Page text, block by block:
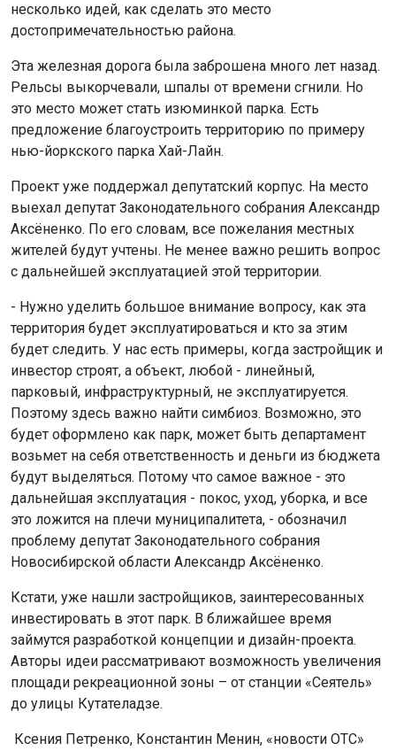
несколько идей, как сделать это место
достопримечательностью района.
Эта железная дорога была заброшена много лет назад.
Рельсы выкорчевали, шпалы от времени сгнили. Но
это место может стать изюминкой парка. Есть
предложение благоустроить территорию по примеру
нью-йоркского парка Хай-Лайн.
Проект уже поддержал депутатский корпус. На место
выехал депутат Законодательного собрания Александр
Аксёненко. По его словам, все пожелания местных
жителей будут учтены. Не менее важно решить вопрос
с дальнейшей эксплуатацией этой территории.
- Нужно уделить большое внимание вопросу, как эта
территория будет эксплуатироваться и кто за этим
будет следить. У нас есть примеры, когда застройщик и
инвестор строят, а объект, любой - линейный,
парковый, инфраструктурный, не эксплуатируется.
Поэтому здесь важно найти симбиоз. Возможно, это
будет оформлено как парк, может быть департамент
возьмет на себя ответственность и деньги из бюджета
будут выделяться. Потому что самое важное - это
дальнейшая эксплуатация - покос, уход, уборка, и все
это ложится на плечи муниципалитета, - обозначил
проблему депутат Законодательного собрания
Новосибирской области Александр Аксёненко.
Кстати, уже нашли застройщиков, заинтересованных
инвестировать в этот парк. В ближайшее время
займутся разработкой концепции и дизайн-проекта.
Авторы идеи рассматривают возможность увеличения
площади рекреационной зоны – от станции «Сеятель»
до улицы Кутателадзе.
Ксения Петренко, Константин Менин, «новости ОТС»